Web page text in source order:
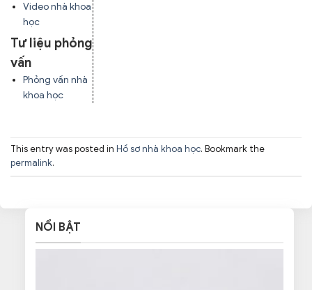
Video nhà khoa
học
Tư liệu phỏng
vấn
Phỏng vấn nhà
khoa học
This entry was posted in Hồ sơ nhà khoa học. Bookmark the
permalink.
NỔI BẬT